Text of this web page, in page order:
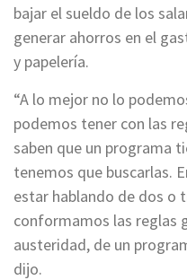
bajar el sueldo de los
generar ahorros en el
y papelería.
“A lo mejor no lo
podemos tener con las
saben que un programa
tenemos que buscarlas.
estar hablando de dos o
conformamos las reglas
austeridad, de un
dijo.